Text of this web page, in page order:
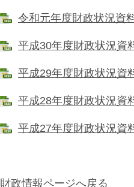
令和元年度財政状況資
平成30年度財政状況資
平成29年度財政状況資
平成28年度財政状況資
平成27年度財政状況資
財政情報ページへ戻る